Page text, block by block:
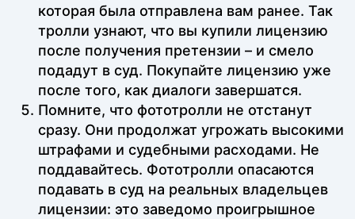
которая была отправлена вам ранее. Так
тролли узнают, что вы купили лицензию
после получения претензии – и смело
подадут в суд. Покупайте лицензию уже
после того, как диалоги завершатся.
Помните, что фототролли не отстанут
сразу. Они продолжат угрожать высокими
штрафами и судебными расходами. Не
поддавайтесь. Фототролли опасаются
подавать в суд на реальных владельцев
лицензии: это заведомо проигрышное